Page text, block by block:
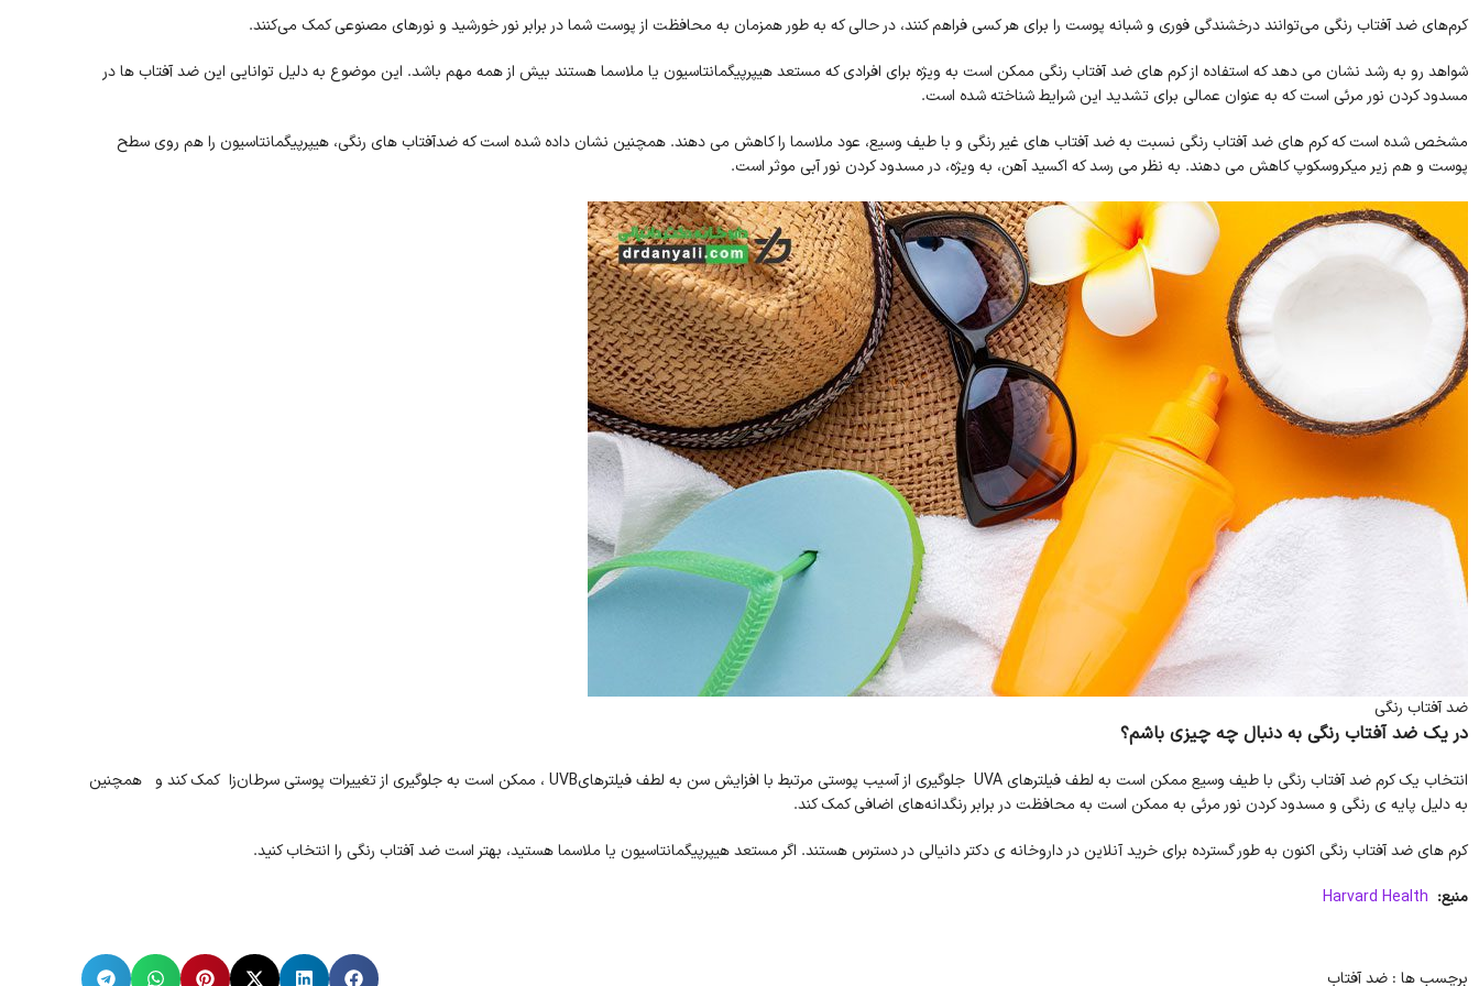
کرم‌های ضد آفتاب رنگی می‌توانند درخشندگی فوری و شبانه پوست را برای هر کسی فراهم کنند، در حالی که به طور همزمان به محافظت از پوست شما در برابر نور خورشید و نورهای مصنوعی کمک می‌کنند.
شواهد رو به رشد نشان می دهد که استفاده از کرم های ضد آفتاب رنگی ممکن است به ویژه برای افرادی که مستعد هیپرپیگمانتاسیون یا ملاسما هستند بیش از همه مهم باشد. این موضوع به دلیل توانایی این ضد آفتاب ها در
مسدود کردن نور مرئی است که به عنوان عمالی برای تشدید این شرایط شناخته شده است.
مشخص شده است که کرم های ضد آفتاب رنگی نسبت به ضد آفتاب های غیر رنگی و با طیف وسیع، عود ملاسما را کاهش می دهند. همچنین نشان داده شده است که ضدآفتاب های رنگی، هیپرپیگمانتاسیون را هم روی سطح
پوست و هم زیر میکروسکوپ کاهش می دهند. به نظر می رسد که اکسید آهن، به ویژه، در مسدود کردن نور آبی موثر است.
ضد آفتاب رنگی
در یک ضد آفتاب رنگی به دنبال چه چیزی باشم؟
انتخاب یک کرم ضد آفتاب رنگی با طیف وسیع ممکن است به لطف فیلترهای UVA جلوگیری از آسیب پوستی مرتبط با افزایش سن به لطف فیلترهایUVB ، ممکن است به جلوگیری از تغییرات پوستی سرطان‌زا کمک کند و همچنین
به دلیل پایه ی رنگی و مسدود کردن نور مرئی به ممکن است به محافظت در برابر رنگدانه‌های اضافی کمک کند.
کرم های ضد آفتاب رنگی اکنون به طور گسترده برای خرید آنلاین در داروخانه ی دکتر دانیالی در دسترس هستند. اگر مستعد هیپرپیگمانتاسیون یا ملاسما هستید، بهتر است ضد آفتاب رنگی را انتخاب کنید.
منبع: Harvard Health
برچسب ها : ضد آفتاب